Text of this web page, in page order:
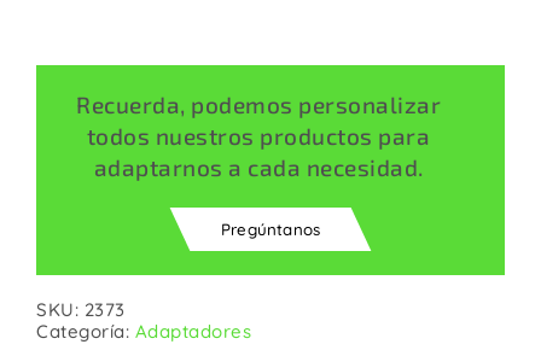
Recuerda, podemos personalizar
todos nuestros productos para
adaptarnos a cada necesidad.
Pregúntanos
SKU: 2373
Categoría: Adaptadores